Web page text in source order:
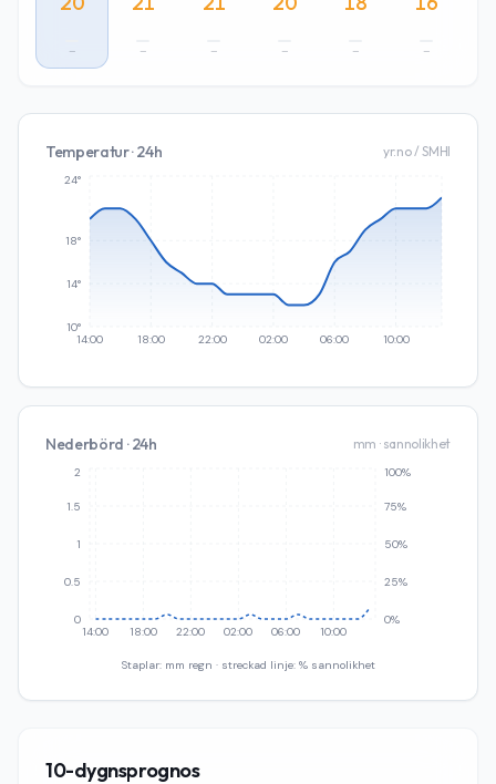
– – – – – –
Temperatur · 24h yr.no / SMHI
14:00 18:00 22:00 02:00 06:00 10:00
10°
14°
18°
24°
Nederbörd · 24h mm · sannolikhet
14:00 18:00 22:00 02:00 06:00 10:00
0
0.5
1
1.5
2
0%
25%
50%
75%
100%
Staplar: mm regn · streckad linje: % sannolikhet
10-dygnsprognos